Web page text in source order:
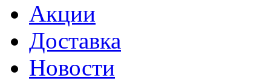
Акции
Доставка
Новости